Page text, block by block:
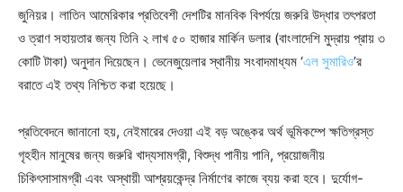
জুনিয়র। লাতিন আমেরিকার প্রতিবেশী দেশটির মানবিক বিপর্যয়ে জরুরি উদ্ধার তৎপরতা
ও ত্রাণ সহায়তার জন্য তিনি ২ লাখ ৫০ হাজার মার্কিন ডলার (বাংলাদেশি মুদ্রায় প্রায় ৩
কোটি টাকা) অনুদান দিয়েছেন। ভেনেজুয়েলার স্থানীয় সংবাদমাধ্যম ‘এল সুমারিও’র
বরাতে এই তথ্য নিশ্চিত করা হয়েছে।
প্রতিবেদনে জানানো হয়, নেইমারের দেওয়া এই বড় অঙ্কের অর্থ ভূমিকম্পে ক্ষতিগ্রস্ত
গৃহহীন মানুষের জন্য জরুরি খাদ্যসামগ্রী, বিশুদ্ধ পানীয় পানি, প্রয়োজনীয়
চিকিৎসাসামগ্রী এবং অস্থায়ী আশ্রয়কেন্দ্র নির্মাণের কাজে ব্যয় করা হবে। দুর্যোগ-